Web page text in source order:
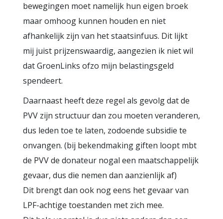
bewegingen moet namelijk hun eigen broek
maar omhoog kunnen houden en niet
afhankelijk zijn van het staatsinfuus. Dit lijkt
mij juist prijzenswaardig, aangezien ik niet wil
dat GroenLinks ofzo mijn belastingsgeld
spendeert.
Daarnaast heeft deze regel als gevolg dat de
PVV zijn structuur dan zou moeten veranderen,
dus leden toe te laten, zodoende subsidie te
onvangen. (bij bekendmaking giften loopt mbt
de PVV de donateur nogal een maatschappelijk
gevaar, dus die nemen dan aanzienlijk af)
Dit brengt dan ook nog eens het gevaar van
LPF-achtige toestanden met zich mee.